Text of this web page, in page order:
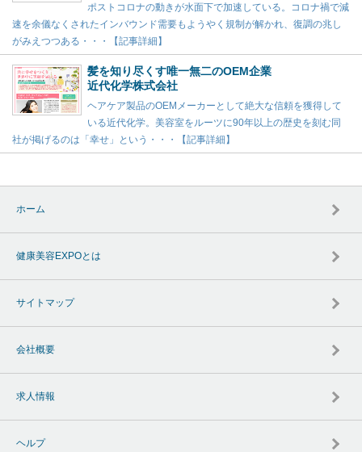
ポストコロナの動きが水面下で加速している。コロナ禍で減
速を余儀なくされたインバウンド需要もようやく規制が解かれ、復調の兆し
がみえつつある・・・【記事詳細】
髪を知り尽くす唯一無二のOEM企業
近代化学株式会社
ヘアケア製品のOEMメーカーとして絶大な信頼を獲得して
いる近代化学。美容室をルーツに90年以上の歴史を刻む同
社が掲げるのは「幸せ」という・・・【記事詳細】
ホーム
健康美容EXPOとは
サイトマップ
会社概要
求人情報
ヘルプ